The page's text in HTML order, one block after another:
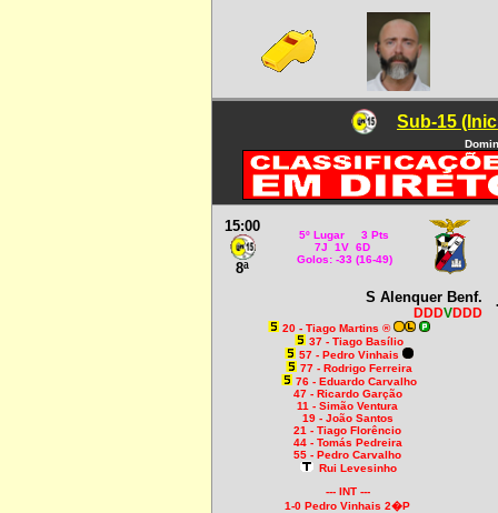
Sub-15
15:00
8ª
5º Lugar 3 Pts
7J 1V 6D
Golos: -33 (16-49)
S Alenquer Benf.
DDDVDDD
20 - Tiago Martins ®
37 - Tiago Basílio
57 - Pedro Vinhais
77 - Rodrigo Ferreira
76 - Eduardo Carvalho
47 - Ricardo Garção
11 - Simão Ventura
19 - João Santos
21 - Tiago Florêncio
44 - Tomás Pedreira
55 - Pedro Carvalho
Rui Levesinho
--- INT ---
1-0 Pedro Vinhais 2�P